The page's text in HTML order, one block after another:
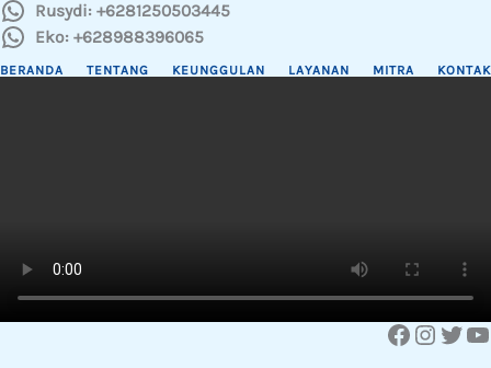
Rusydi: +6281250503445
Eko: +628988396065
BERANDA TENTANG KEUNGGULAN LAYANAN MITRA KONTAK
Facebook Instagram Twitter YouTube